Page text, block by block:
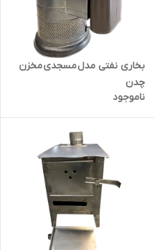
بخاری نفتی مدل مسجدی مخزن
چدن
ناموجود